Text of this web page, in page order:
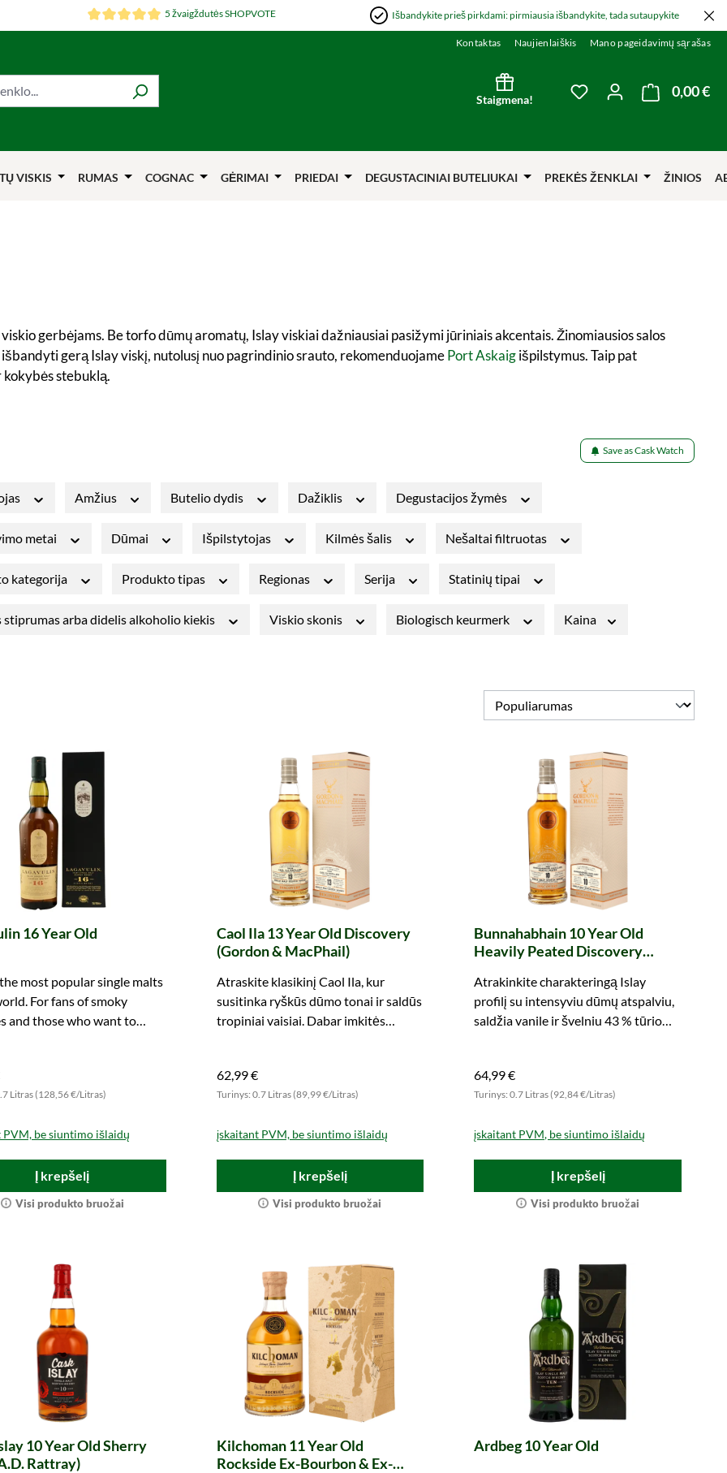
5 žvaigždutės SHOPVOTE Išbandykite prieš pirkdami: pirmiausia išbandykite, tada sutaupykite
Kontaktas Naujienlaiškis Mano pageidavimų sąrašas
Staigmena!
You have 0 wishlist
0,00 €
VISKIS RUMAS COGNAC GĖRIMAI PRIEDAI DEGUSTACINIAI BUTELIUKAI PREKĖS ŽENKLAI ŽINIOS
gerbėjams. Be torfo dūmų aromatų, Islay viskiai dažniausiai pasižymi jūriniais akcentais. Žinomiausios salos
gerą Islay viskį, nutolusį nuo pagrindinio srauto, rekomenduojamePort Askaigišpilstymus. Taip pat
kokybės stebuklą.
Save as Cask Watch
Amžius Butelio dydis Dažiklis Degustacijos žymės
metai Dūmai Išpilstytojas Kilmės šalis Nešaltai filtruotas
kategorija Produkto tipas Regionas Serija Statinių tipai
stiprumas arba didelis alkoholio kiekis Viskio skonis Biologisch keurmerk Kaina
16 Year Old
most popular single malts
For fans of smoky
and those who want to
Litras (128,56 €/Litras)
PVM, be siuntimo išlaidų
Į krepšelį
Visi produkto bruožai
Caol Ila 13 Year Old Discovery
(Gordon & MacPhail)
Atraskite klasikinį Caol Ila, kur
susitinka ryškūs dūmo tonai ir saldūs
tropiniai vaisiai. Dabar imkitės
62,99 €
Turinys: 0.7 Litras (89,99 €/Litras)
įskaitant PVM, be siuntimo išlaidų
Į krepšelį
Visi produkto bruožai
Bunnahabhain 10 Year Old
Heavily Peated Discovery
Atrakinkite charakteringą Islay
profilį su intensyviu dūmų atspalviu,
saldžia vanile ir švelniu 43 % tūrio
64,99 €
Turinys: 0.7 Litras (92,84 €/Litras)
įskaitant PVM, be siuntimo išlaidų
Į krepšelį
Visi produkto bruožai
10 Year Old Sherry
Rattray)
Kilchoman 11 Year Old
Rockside Ex-Bourbon & Ex-
Ardbeg 10 Year Old